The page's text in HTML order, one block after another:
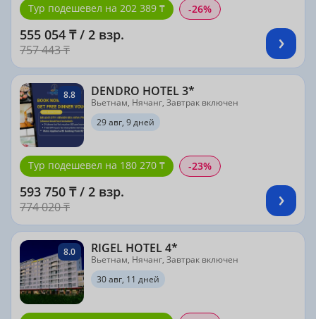
Тур подешевел на 202 389 ₸ -26%
555 054 ₸ / 2 взр.
757 443 ₸
8.8 DENDRO HOTEL 3*
Вьетнам, Нячанг, Завтрак включен
29 авг, 9 дней
Тур подешевел на 180 270 ₸ -23%
593 750 ₸ / 2 взр.
774 020 ₸
8.0 RIGEL HOTEL 4*
Вьетнам, Нячанг, Завтрак включен
30 авг, 11 дней